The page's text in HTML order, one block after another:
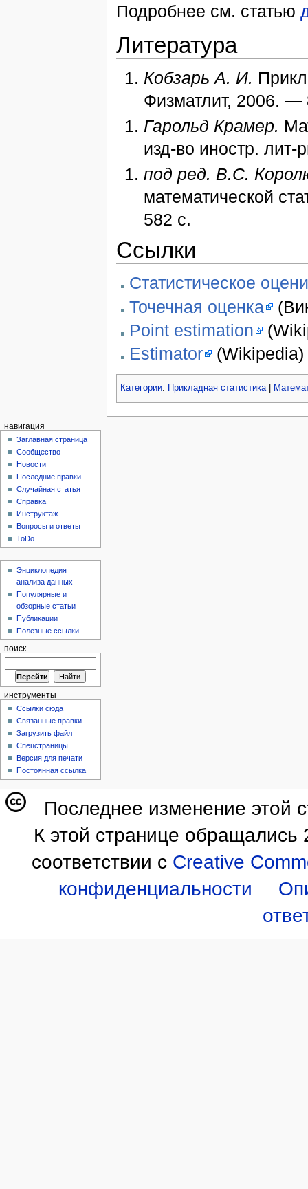
Подробнее см. статью
Литература
Кобзарь А. И.
Физматлит, 2006. —
Гарольд Крамер.
изд-во иностр.
под ред. В.С.
математической
582 с.
Ссылки
Статистическое
Точечная оценка
Point estimation
Estimator (Wikipedia)
Категории: Прикладная статистика|
навигация
Заглавная страница
Сообщество
Новости
Последние правки
Случайная статья
Справка
Инструктаж
Вопросы и ответы
ToDo
Энциклопедия
анализа данных
Популярные и
обзорные статьи
Публикации
Полезные ссылки
поиск
инструменты
Ссылки сюда
Связанные правки
Загрузить файл
Спецстраницы
Версия для печати
Постоянная ссылка
Последнее изменение этой
К этой странице обращались
соответствии с Creative
конфиденциальности